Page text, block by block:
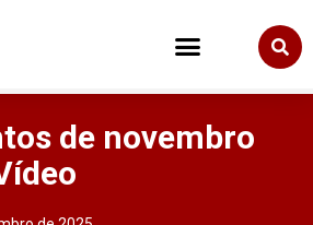
de novembro